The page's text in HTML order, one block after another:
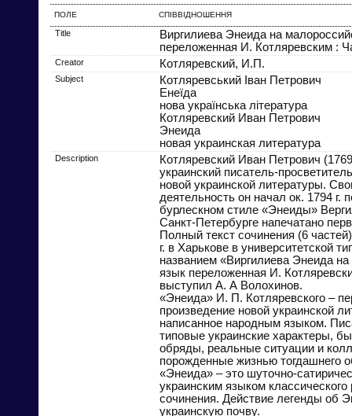
ПОЛЕ СПІВВІДНОШЕННЯ
Title
Виргилиева Энеида на
переложенная И. Котляревским :
Creator Котляревский, И.П.
Subject
Котляревський Іван Петрович
Енеїда
нова українська література
Котляревский Иван Петрович
Энеида
новая украинская литература
Description
Котляревский Иван Петрович
украинский писатель-
новой украинской литературы.
деятельность он начал ок. 1794 г.
бурлескном стиле «Энеиды»
Санкт-Петербурге напечатано
Полный текст сочинения (6
г. в Харькове в университетской
названием «Виргилиева Энеида
язык переложенная И.
выступил А. А Волохинов.
«Энеида» И. П. Котляревского –
произведение новой украинской
написанное народным языком.
типовые украинские характеры,
обряды, реальные ситуации и
порожденные жизнью тогдашнего
«Энеида» – это шуточно-
украинским языком классического
сочинения. Действие легенды об
украинскую почву.